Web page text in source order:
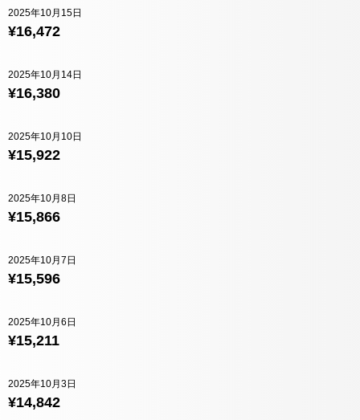
¥16,472
2025年10月15日
¥16,380
2025年10月14日
¥15,922
2025年10月10日
¥15,866
2025年10月8日
¥15,596
2025年10月7日
¥15,211
2025年10月6日
¥14,842
2025年10月3日